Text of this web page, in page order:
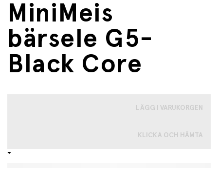
MiniMeis
bärsele G5-
Black Core
LÄGG I VARUKORGEN
KLICKA OCH HÄMTA